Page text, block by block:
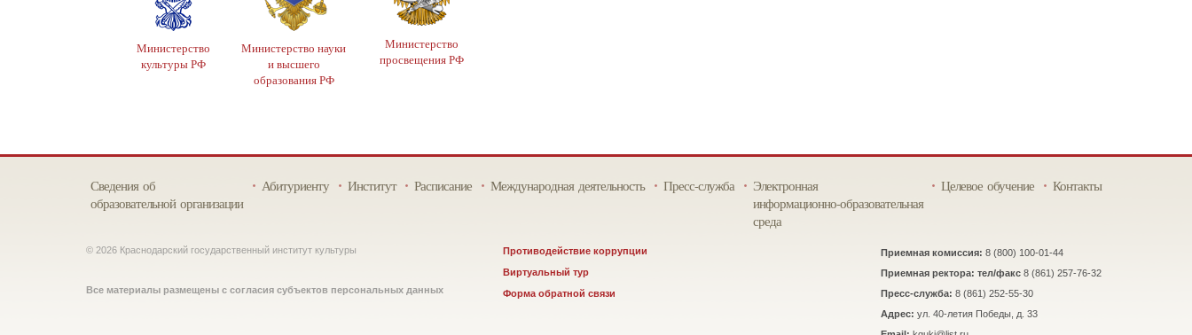
Министерство
культуры РФ
Министерство науки
и высшего
образования РФ
Министерство
просвещения РФ
Сведения об
образовательной организации
Абитуриенту Институт Расписание Международная деятельность Пресс-служба
Электронная
информационно-образовательная
среда
Целевое обучение Контакты
© 2026 Краснодарский государственный институт культуры
Все материалы размещены с согласия субъектов персональных данных
Противодействие коррупции
Виртуальный тур
Форма обратной связи
Приемная комиссия: 8 (800) 100-01-44
Приемная ректора: тел/факс 8 (861) 257-76-32
Пресс-служба: 8 (861) 252-55-30
Адрес: ул. 40-летия Победы, д. 33